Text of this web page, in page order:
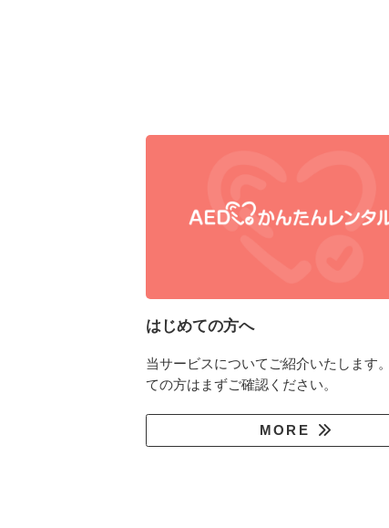
はじめての方へ
当サービスについてご紹介いたします
ての方はまずご確認ください。
MORE